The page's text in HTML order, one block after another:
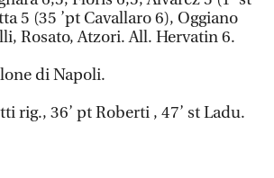
5 (35 ’pt Cavallaro 6), Oggiano
Rosato, Atzori. All. Hervatin 6.
di Napoli.
rig., 36’ pt Roberti , 47’ st Ladu.